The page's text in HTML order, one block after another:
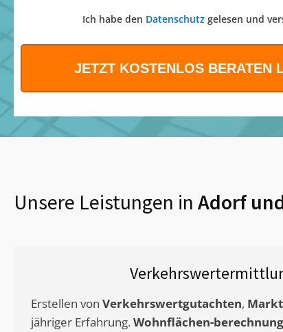
Ich habe den Datenschutzgelesen und
Unsere Leistungen in Adorf
Erstellen von Verkehrswertgutachten,
jähriger Erfahrung. Wohnflächen-berechnung